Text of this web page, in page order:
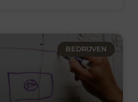
BEDRIJVEN